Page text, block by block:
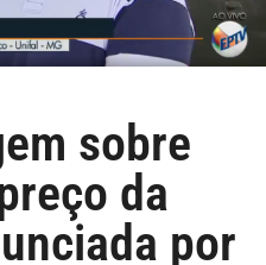
sobre
da
por